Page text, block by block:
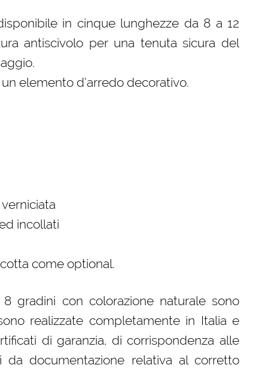
in cinque lunghezze da 8 a 12
antiscivolo per una tenuta sicura del
elemento d’arredo decorativo.
incollati
come optional.
gradini con colorazione naturale sono
realizzate completamente in Italia e
di garanzia, di corrispondenza alle
documentazione relativa al corretto